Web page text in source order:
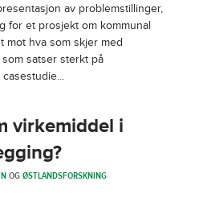
av problemstillinger,
for et prosjekt om kommunal
mot hva som skjer med
satser sterkt på
virkemiddel i
OGØSTLANDSFORSKNING